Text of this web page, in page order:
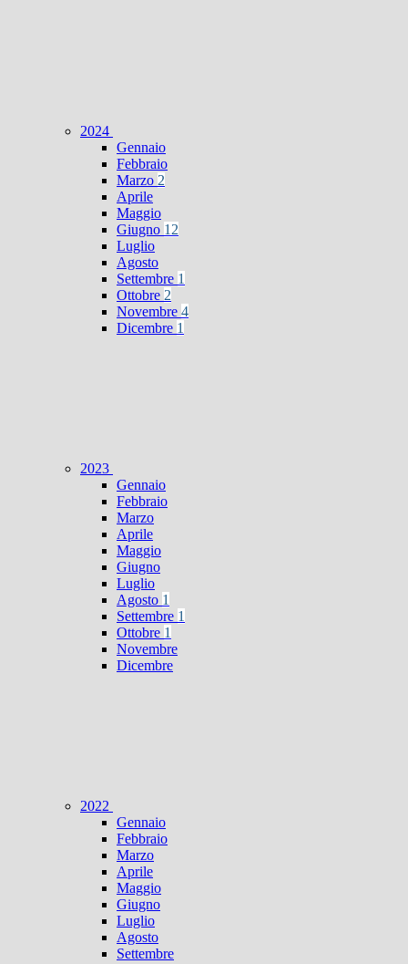
2024
Gennaio
Febbraio
Marzo 2
Aprile
Maggio
Giugno 12
Luglio
Agosto
Settembre 1
Ottobre 2
Novembre 4
Dicembre 1
2023
Gennaio
Febbraio
Marzo
Aprile
Maggio
Giugno
Luglio
Agosto 1
Settembre 1
Ottobre 1
Novembre
Dicembre
2022
Gennaio
Febbraio
Marzo
Aprile
Maggio
Giugno
Luglio
Agosto
Settembre